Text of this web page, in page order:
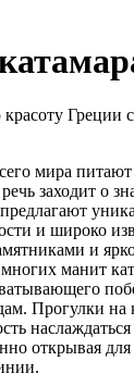
Греции
мира
заходит о
и широко
и
манит
Прогулки на
открывая для